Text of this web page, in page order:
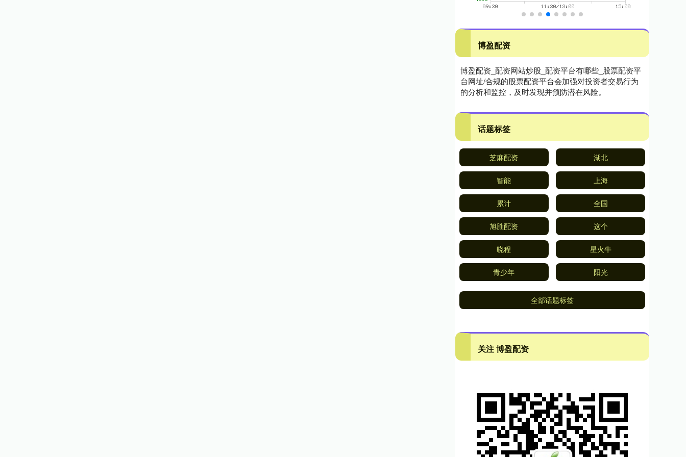
博盈配资
博盈配资_配资网站炒股_配资平台有哪些_股票配资平
台网址/合规的股票配资平台会加强对投资者交易行为
的分析和监控，及时发现并预防潜在风险。
话题标签
芝麻配资 湖北
智能 上海
累计 全国
旭胜配资 这个
晓程 星火牛
青少年 阳光
全部话题标签
关注 博盈配资